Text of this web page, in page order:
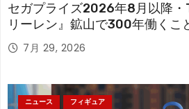
セガプライズ2026年8月以降・
リーレン』鉱山で300年働くこ
「フリーレン」を立体化！
7月 29, 2026
ニュース フィギュア